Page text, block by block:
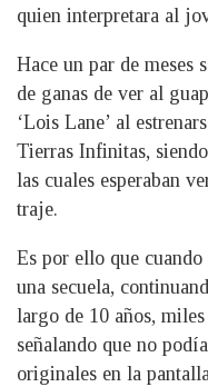
quien interpretara al
Hace un par de meses
de ganas de ver al
‘Lois Lane’ al
Tierras Infinitas,
las cuales esperaban
traje.
Es por ello que
una secuela,
largo de 10 años,
señalando que no
originales en la